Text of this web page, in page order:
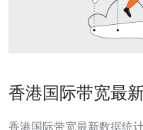
香港国际带宽最
香港国际带宽最新数据统计 随着互联网的普及和发展，